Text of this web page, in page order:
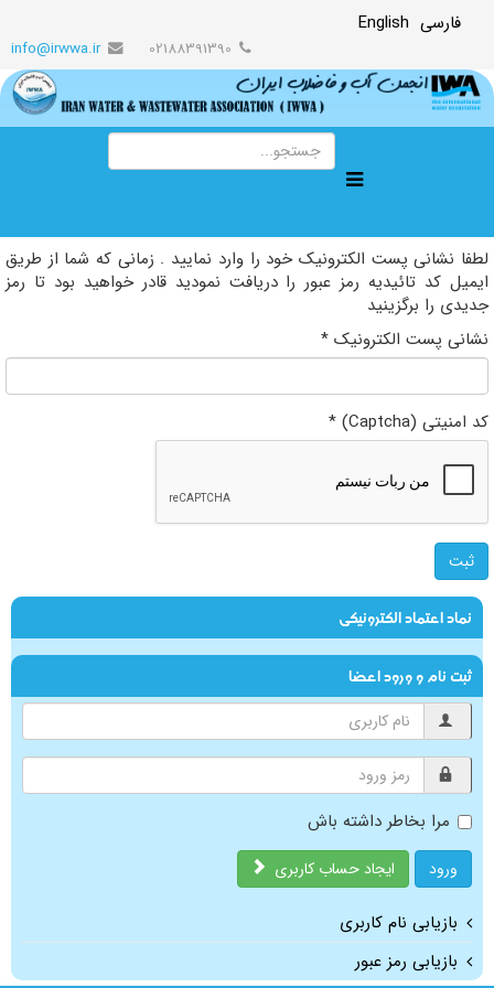
فارسی English
info@irwwa.ir
لطفا نشانی پست الکترونیک خود را وارد نمایید . زمانی که شما از طریق
ایمیل کد تائیدیه رمز عبور را دریافت نمودید قادر خواهید بود تا رمز
جدیدی را برگزینید
نشانی پست الکترونیک *
کد امنیتی (Captcha) *
ثبت
نماد اعتماد الکترونیکی
ثبت نام و ورود اعضا
مرا بخاطر داشته باش
ورود ایجاد حساب کاربری
بازیابی نام کاربری
بازیابی رمز عبور